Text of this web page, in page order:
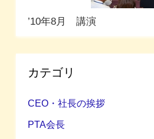
’10年8月 講演
カテゴリ
CEO・社長の挨拶
PTA会長